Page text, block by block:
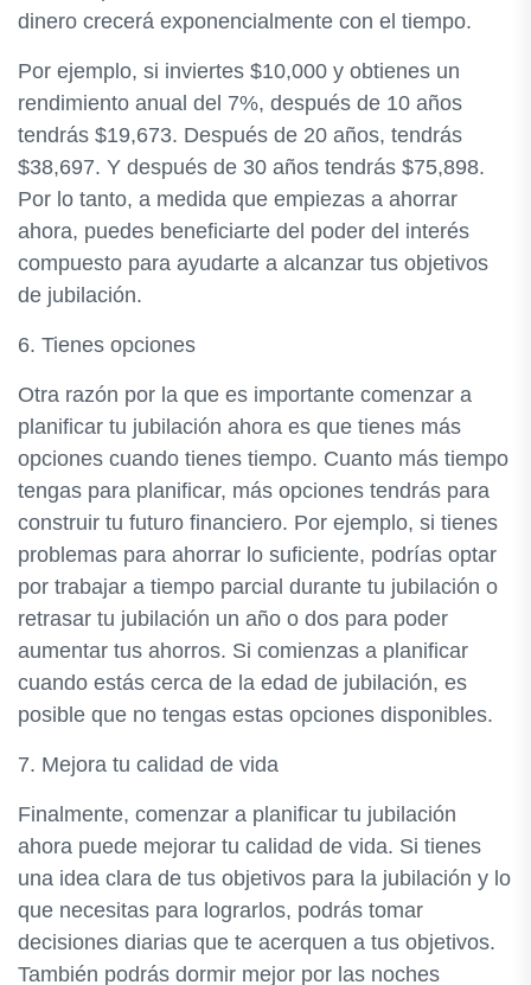
dinero crecerá exponencialmente con el tiempo.
Por ejemplo, si inviertes $10,000 y obtienes un
rendimiento anual del 7%, después de 10 años
tendrás $19,673. Después de 20 años, tendrás
$38,697. Y después de 30 años tendrás $75,898.
Por lo tanto, a medida que empiezas a ahorrar
ahora, puedes beneficiarte del poder del interés
compuesto para ayudarte a alcanzar tus objetivos
de jubilación.
6. Tienes opciones
Otra razón por la que es importante comenzar a
planificar tu jubilación ahora es que tienes más
opciones cuando tienes tiempo. Cuanto más tiempo
tengas para planificar, más opciones tendrás para
construir tu futuro financiero. Por ejemplo, si tienes
problemas para ahorrar lo suficiente, podrías optar
por trabajar a tiempo parcial durante tu jubilación o
retrasar tu jubilación un año o dos para poder
aumentar tus ahorros. Si comienzas a planificar
cuando estás cerca de la edad de jubilación, es
posible que no tengas estas opciones disponibles.
7. Mejora tu calidad de vida
Finalmente, comenzar a planificar tu jubilación
ahora puede mejorar tu calidad de vida. Si tienes
una idea clara de tus objetivos para la jubilación y lo
que necesitas para lograrlos, podrás tomar
decisiones diarias que te acerquen a tus objetivos.
También podrás dormir mejor por las noches